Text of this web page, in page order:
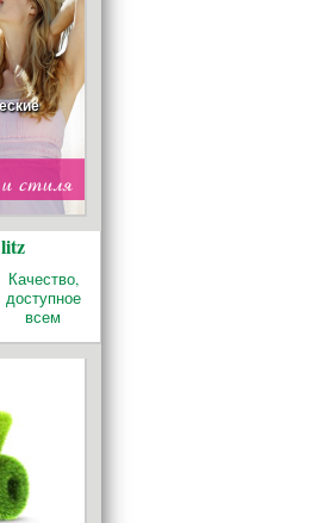
Качество,
доступное
всем